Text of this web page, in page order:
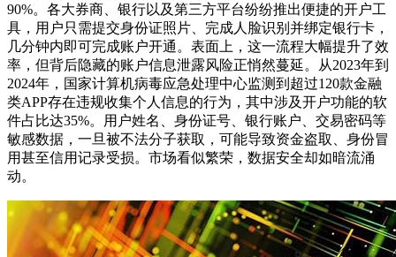
90%。各大券商、银行以及第三方平台纷纷推出便捷的开户工
具，用户只需提交身份证照片、完成人脸识别并绑定银行卡，
几分钟内即可完成账户开通。表面上，这一流程大幅提升了效
率，但背后隐藏的账户信息泄露风险正悄然蔓延。从2023年到
2024年，国家计算机病毒应急处理中心监测到超过120款金融
类APP存在违规收集个人信息的行为，其中涉及开户功能的软
件占比达35%。用户姓名、身份证号、银行账户、交易密码等
敏感数据，一旦被不法分子获取，可能导致资金盗取、身份冒
用甚至信用记录受损。市场看似繁荣，数据安全却如暗流涌
动。